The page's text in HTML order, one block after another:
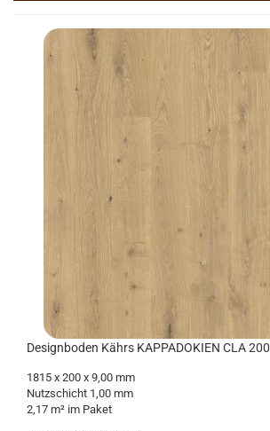
De­sign­bo­den Kährs KAP­PA­DO­KI­EN CLA 200
1815 x 200 x 9,00 mm
Nutz­schicht 1,00 mm
2,17 m² im Paket